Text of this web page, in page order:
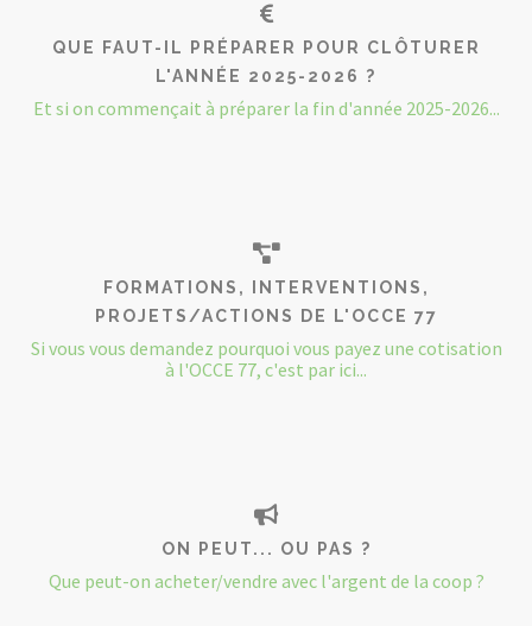
QUE FAUT-IL PRÉPARER POUR CLÔTURER
L'ANNÉE 2025-2026 ?
Et si on commençait à préparer la fin d'année 2025-2026...
FORMATIONS, INTERVENTIONS,
PROJETS/ACTIONS DE L'OCCE 77
Si vous vous demandez pourquoi vous payez une cotisation
à l'OCCE 77, c'est par ici...
ON PEUT... OU PAS ?
Que peut-on acheter/vendre avec l'argent de la coop ?